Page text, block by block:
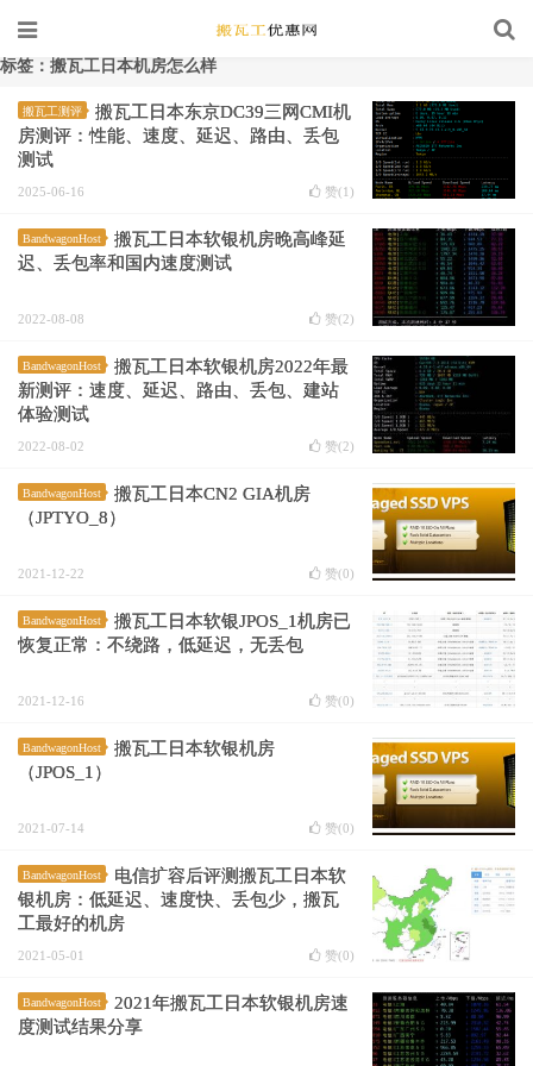
标签：搬瓦工日本机房怎么样
搬瓦工测评
搬瓦工日本东京DC39三网CMI机
房测评：性能、速度、延迟、路由、丢包
测试
2025-06-16 赞(1 )
BandwagonHost
搬瓦工日本软银机房晚高峰延
迟、丢包率和国内速度测试
2022-08-08 赞(2)
BandwagonHost
搬瓦工日本软银机房2022年最
新测评：速度、延迟、路由、丢包、建站
体验测试
2022-08-02 赞(2)
BandwagonHost
搬瓦工日本CN2 GIA机房
（JPTYO_8）
2021-12-22 赞(0)
BandwagonHost
搬瓦工日本软银JPOS_1机房已
恢复正常：不绕路，低延迟，无丢包
2021-12-16 赞(0)
BandwagonHost
搬瓦工日本软银机房
（JPOS_1）
2021-07-14 赞(0)
BandwagonHost
电信扩容后评测搬瓦工日本软
银机房：低延迟、速度快、丢包少，搬瓦
工最好的机房
2021-05-01 赞(0)
BandwagonHost
2021年搬瓦工日本软银机房速
度测试结果分享